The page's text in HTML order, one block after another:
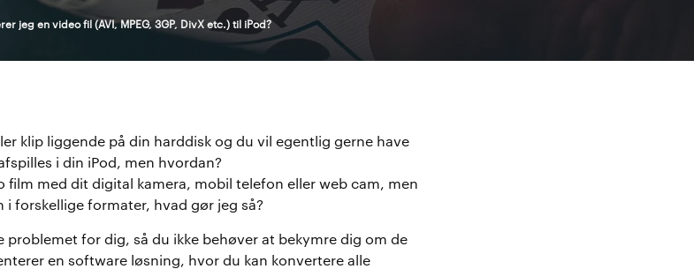
jeg en video fil (AVI, MPEG, 3GP, DivX etc.) til iPod?
klip liggende på din harddisk og du vil egentlig gerne have
i din iPod, men hvordan?
film med dit digital kamera, mobil telefon eller web cam, men
forskellige formater, hvad gør jeg så?
problemet for dig, så du ikke behøver at bekymre dig om de
en software løsning, hvor du kan konvertere alle